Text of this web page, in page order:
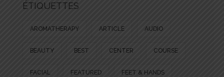
ÉTIQUETTES
AROMATHERAPY ARTICLE AUDIO
BEAUTY BEST CENTER COURSE
FACIAL FEATURED FEET & HANDS